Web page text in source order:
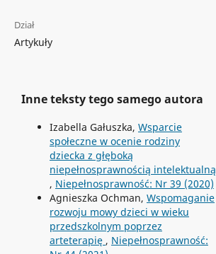
Dział
Artykuły
Inne teksty tego samego autora
Izabella Gałuszka, Wsparcie
społeczne w ocenie rodziny
dziecka z głęboką
niepełnosprawnością intelektualną
, Niepełnosprawność: Nr 39 (2020)
Agnieszka Ochman, Wspomaganie
rozwoju mowy dzieci w wieku
przedszkolnym poprzez
arteterapię , Niepełnosprawność: